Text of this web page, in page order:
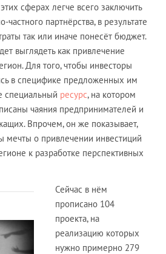
сферах легче всего заключить
частного партнёрства, в результате
так или иначе понесёт бюджет.
выглядеть как привлечение
Для того, чтобы инвесторы
в специфике предложенных им
специальный ресурс, на котором
чаяния предпринимателей и
Впрочем, он же показывает,
мечты о привлечении инвестиций
к разработке перспективных
Сейчас в нём
прописано 104
проекта, на
реализацию которых
нужно примерно 279